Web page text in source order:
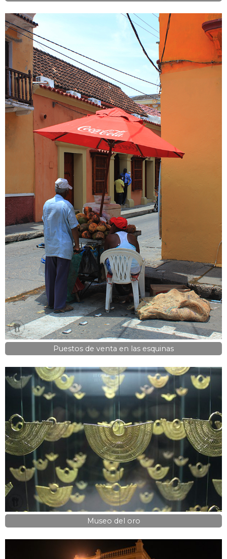
Puestos de venta en las esquinas
Museo del oro